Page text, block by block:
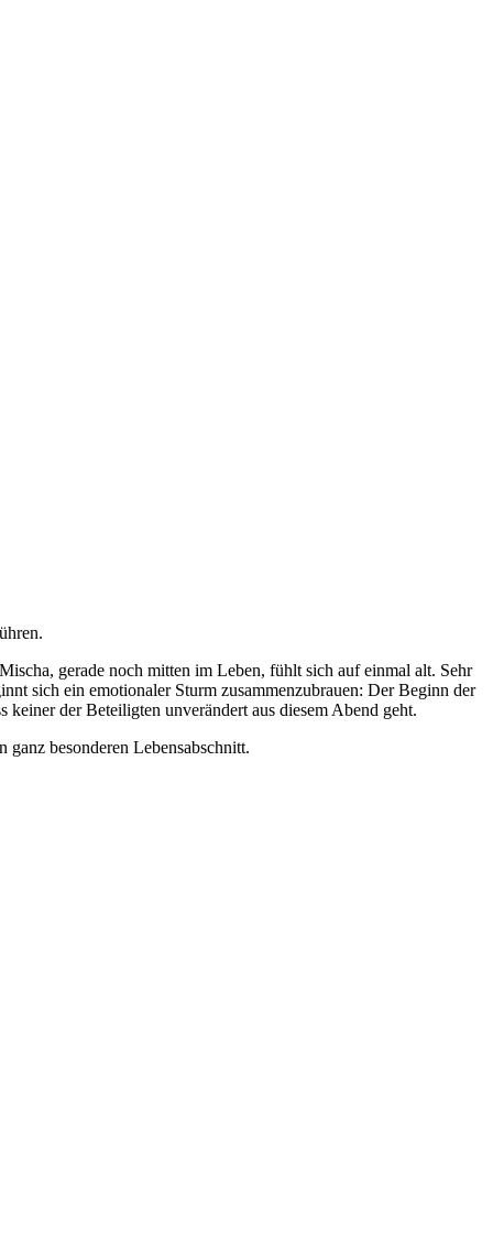
gerade noch mitten im Leben, fühlt sich auf einmal alt. Sehr
sich ein emotionaler Sturm zusammenzubrauen: Der Beginn der
der Beteiligten unverändert aus diesem Abend geht.
besonderen Lebensabschnitt.